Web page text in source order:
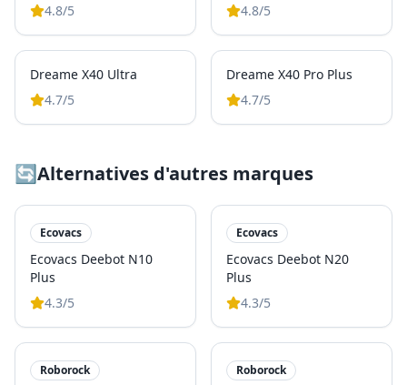
4.8/5
4.8/5
Dreame X40 Ultra
4.7/5
Dreame X40 Pro Plus
4.7/5
🔄Alternatives d'autres marques
Ecovacs
Ecovacs Deebot N10
Plus
4.3/5
Ecovacs
Ecovacs Deebot N20
Plus
4.3/5
Roborock Roborock